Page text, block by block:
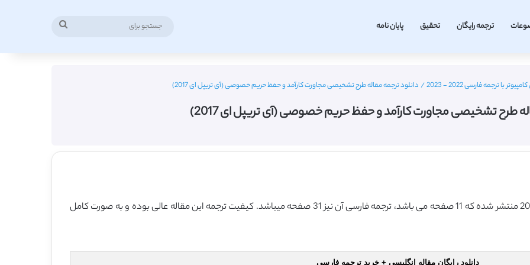
ترجمه رایگان تحقیق پایان نامه
با ترجمه فارسی 2022 - 2023 / دانلود ترجمه مقاله طرح تشخیصی مجاورت کارآمد و حفظ حریم خصوصی (آی تریپل ای 2017)
طرح تشخیصی مجاورت کارآمد و حفظ حریم خصوصی (آی تریپل ای 2017)
این مقاله انگلیسی ISI در نشریه آی تریپل ای در سال 2017 منتشر شده که 11 صفحه می باشد، ترجمه فارسی آن نیز 31 صفحه میباشد. کیفیت ترجمه این مقاله عالی بوده و به صورت کامل
دانلود رایگان مقاله انگلیسی + خرید ترجمه فارسی